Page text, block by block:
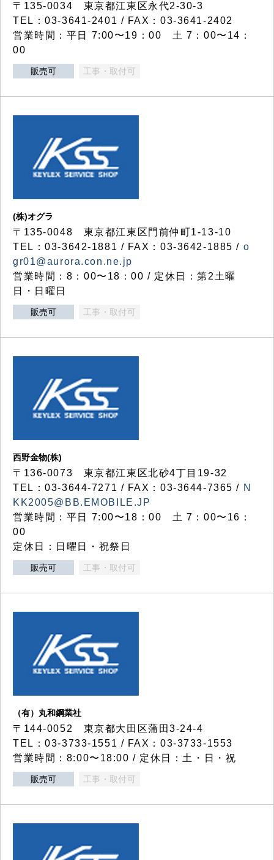
〒135-0034 東京都江東区永代2-30-3
TEL：03-3641-2401 / FAX：03-3641-2402
営業時間：平日 7:00〜19：00 土 7：00〜14：
00
販売可 工事・取付可
(株)オグラ
〒135-0048 東京都江東区門前仲町1-13-10
TEL：03-3642-1881 / FAX：03-3642-1885 / o
gr01@aurora.con.ne.jp
営業時間：8：00〜18：00 / 定休日：第2土曜
日・日曜日
販売可 工事・取付可
西野金物(株)
〒136-0073 東京都江東区北砂4丁目19-32
TEL：03‐3644‐7271 / FAX：03-3644-7365 / N
KK2005@BB.EMOBILE.JP
営業時間：平日 7:00〜18：00 土 7：00〜16：
00
定休日：日曜日・祝祭日
販売可 工事・取付可
（有）丸和鋼業社
〒144-0052 東京都大田区蒲田3-24-4
TEL：03-3733-1551 / FAX：03-3733-1553
営業時間：8:00〜18:00 / 定休日：土・日・祝
販売可 工事・取付可